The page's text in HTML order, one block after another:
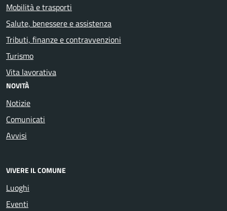
Mobilità e trasporti
Salute, benessere e assistenza
Tributi, finanze e contravvenzioni
Turismo
Vita lavorativa
NOVITÀ
Notizie
Comunicati
Avvisi
VIVERE IL COMUNE
Luoghi
Eventi